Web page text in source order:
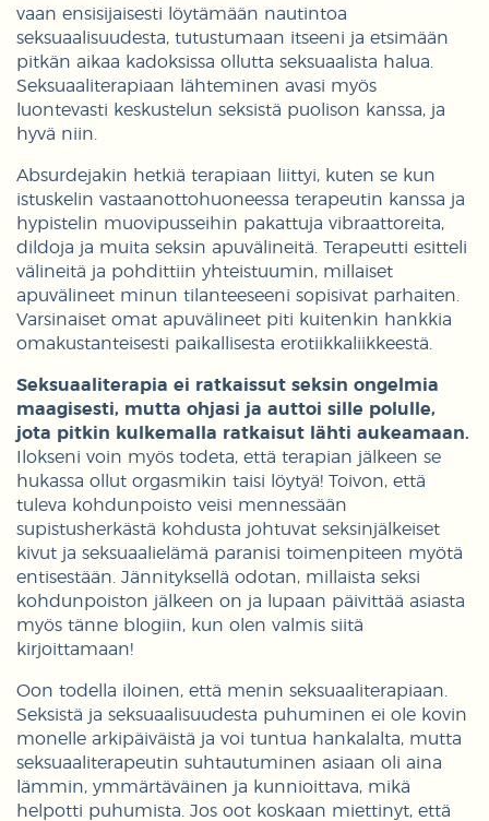
vaan ensisijaisesti löytämään nautintoa
seksuaalisuudesta, tutustumaan itseeni ja etsimään
pitkän aikaa kadoksissa ollutta seksuaalista halua.
Seksuaaliterapiaan lähteminen avasi myös
luontevasti keskustelun seksistä puolison kanssa, ja
hyvä niin.
Absurdejakin hetkiä terapiaan liittyi, kuten se kun
istuskelin vastaanottohuoneessa terapeutin kanssa ja
hypistelin muovipusseihin pakattuja vibraattoreita,
dildoja ja muita seksin apuvälineitä. Terapeutti esitteli
välineitä ja pohdittiin yhteistuumin, millaiset
apuvälineet minun tilanteeseeni sopisivat parhaiten.
Varsinaiset omat apuvälineet piti kuitenkin hankkia
omakustanteisesti paikallisesta erotiikkaliikkeestä.
Seksuaaliterapia ei ratkaissut seksin ongelmia
maagisesti, mutta ohjasi ja auttoi sille polulle,
jota pitkin kulkemalla ratkaisut lähti aukeamaan.
Ilokseni voin myös todeta, että terapian jälkeen se
hukassa ollut orgasmikin taisi löytyä! Toivon, että
tuleva kohdunpoisto veisi mennessään
supistusherkästä kohdusta johtuvat seksinjälkeiset
kivut ja seksuaalielämä paranisi toimenpiteen myötä
entisestään. Jännityksellä odotan, millaista seksi
kohdunpoiston jälkeen on ja lupaan päivittää asiasta
myös tänne blogiin, kun olen valmis siitä
kirjoittamaan!
Oon todella iloinen, että menin seksuaaliterapiaan.
Seksistä ja seksuaalisuudesta puhuminen ei ole kovin
monelle arkipäiväistä ja voi tuntua hankalalta, mutta
seksuaaliterapeutin suhtautuminen asiaan oli aina
lämmin, ymmärtäväinen ja kunnioittava, mikä
helpotti puhumista. Jos oot koskaan miettinyt, että